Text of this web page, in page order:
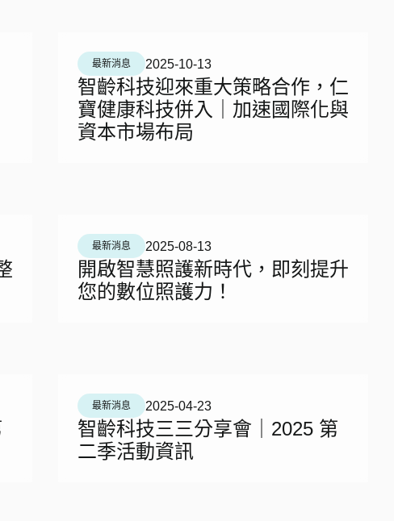
最新消息 2025-10-13
智齡科技迎來重大策略合作，仁
寶健康科技併入｜加速國際化與
資本市場布局
最新消息 2025-08-13
開啟智慧照護新時代，即刻提升
您的數位照護力！
最新消息 2025-04-23
智齡科技三三分享會｜2025 第
二季活動資訊